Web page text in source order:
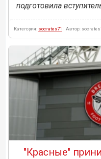
подготовила
Категория: socrates71 | Автор:
"Красные"